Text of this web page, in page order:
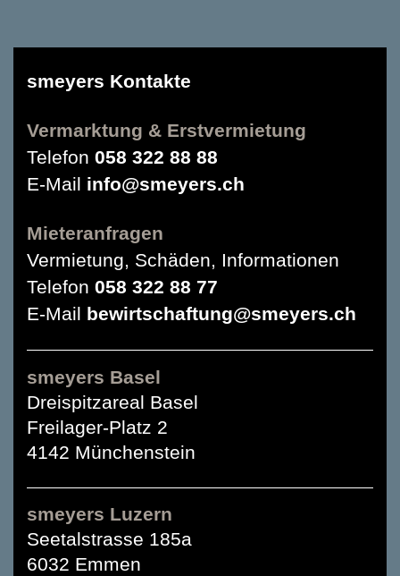
smeyers Kontakte
Vermarktung & Erstvermietung
Telefon 058 322 88 88
E-Mail info@smeyers.ch
Mieteranfragen
Vermietung, Schäden, Informationen
Telefon 058 322 88 77
E-Mail bewirtschaftung@smeyers.ch
smeyers Basel
Dreispitzareal Basel
Freilager-Platz 2
4142 Münchenstein
smeyers Luzern
Seetalstrasse 185a
6032 Emmen